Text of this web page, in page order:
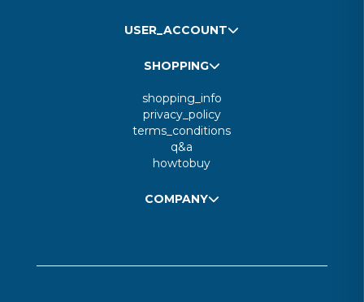
USER_ACCOUNT
SHOPPING
shopping_info
privacy_policy
terms_conditions
q&a
howtobuy
COMPANY